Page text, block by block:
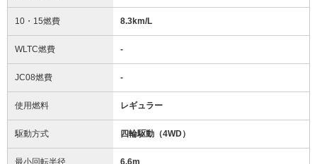
10・15燃費 8.3km/L
WLTC燃費 -
JC08燃費 -
使用燃料 レギュラー
駆動方式 四輪駆動（4WD）
最小回転半径 6.6m